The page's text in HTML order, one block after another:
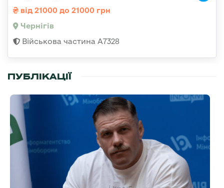
від 21000 до 21000 грн
Чернігів
Військова частина А7328
ПУБЛІКАЦІЇ